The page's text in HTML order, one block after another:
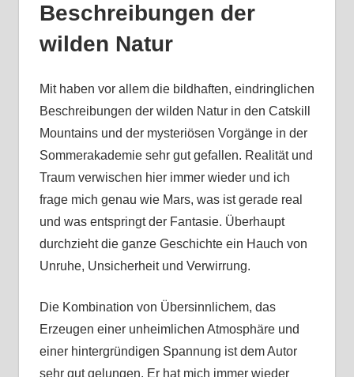
Beschreibungen der
wilden Natur
Mit haben vor allem die bildhaften, eindringlichen
Beschreibungen der wilden Natur in den Catskill
Mountains und der mysteriösen Vorgänge in der
Sommerakademie sehr gut gefallen. Realität und
Traum verwischen hier immer wieder und ich
frage mich genau wie Mars, was ist gerade real
und was entspringt der Fantasie. Überhaupt
durchzieht die ganze Geschichte ein Hauch von
Unruhe, Unsicherheit und Verwirrung.
Die Kombination von Übersinnlichem, das
Erzeugen einer unheimlichen Atmosphäre und
einer hintergründigen Spannung ist dem Autor
sehr gut gelungen. Er hat mich immer wieder